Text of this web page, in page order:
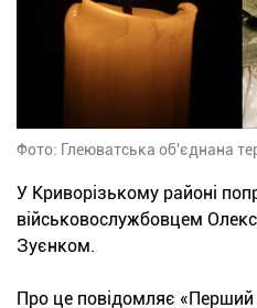
Фото: Глеюватська об'єднана
У Криворізькому районі
військовослужбовцем
Зуєнком.
Про це повідомляє «Перший